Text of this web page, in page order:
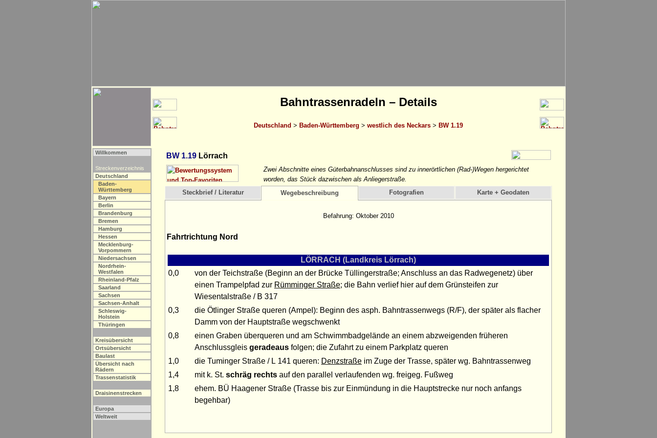
Bahntrassenradeln – Details
Deutschland > Baden-Württemberg > westlich des Neckars > BW 1.19
Willkommen
Streckenverzeichnis
Deutschland
Baden-
Württemberg
Bayern
Berlin
Brandenburg
Bremen
Hamburg
Hessen
Mecklenburg-
Vorpommern
Niedersachsen
Nordrhein-
Westfalen
Rheinland-Pfalz
Saarland
Sachsen
Sachsen-Anhalt
Schleswig-
Holstein
Thüringen
Kreisübersicht
Ortsübersicht
Baulast
Übersicht nach
Rädern
Trassenstatistik
Draisinenstrecken
Europa
Weltweit
BW 1.19 Lörrach
Zwei Abschnitte eines Güterbahnanschlusses sind zu innerörtlichen (Rad-)Wegen hergerichtet
worden, das Stück dazwischen als Anliegerstraße.
Steckbrief / Literatur
Wegebeschreibung Fotografien Karte + Geodaten
Befahrung: Oktober 2010
Fahrtrichtung Nord
LÖRRACH (Landkreis Lörrach)
0,0
von der Teichstraße (Beginn an der Brücke Tüllingerstraße; Anschluss an das Radwegenetz) über
einen Trampelpfad zur Rümminger Straße; die Bahn verlief hier auf dem Grünsteifen zur
Wiesentalstraße / B 317
0,3
die Ötlinger Straße queren (Ampel): Beginn des asph. Bahntrassenwegs (R/F), der später als flacher
Damm von der Hauptstraße wegschwenkt
0,8
einen Graben überqueren und am Schwimmbadgelände an einem abzweigenden früheren
Anschlussgleis geradeaus folgen; die Zufahrt zu einem Parkplatz queren
1,0
die Tuminger Straße / L 141 queren: Denzstraße im Zuge der Trasse, später wg. Bahntrassenweg
1,4
mit k. St. schräg rechts auf den parallel verlaufenden wg. freigeg. Fußweg
1,8
ehem. BÜ Haagener Straße (Trasse bis zur Einmündung in die Hauptstrecke nur noch anfangs
begehbar)